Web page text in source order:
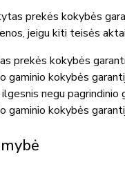
prekės kokybės
jeigu kiti teisės
prekės kokybės
gaminio kokybės
negu
gaminio kokybės